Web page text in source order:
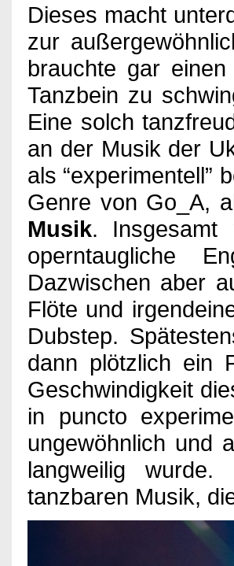
Dieses macht
zur
brauchte gar
Tanzbein zu
Eine solch
an der Musik der
als “experimentell”
Genre von Go_A,
Musik. Insgesamt
operntaugliche
Dazwischen aber
Flöte und
Dubstep.
dann plötzlich ein
Geschwindigkeit
in puncto
ungewöhnlich und
langweilig
tanzbaren Musik,